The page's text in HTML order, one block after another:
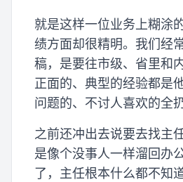
就是这样一位业务上糊涂
绩方面却很精明。我们经
稿，是要往市级、省里和
正面的、典型的经验都是
问题的、不讨人喜欢的全
之前还冲出去说要去找主
是像个没事人一样溜回办
了，主任根本什么都不知